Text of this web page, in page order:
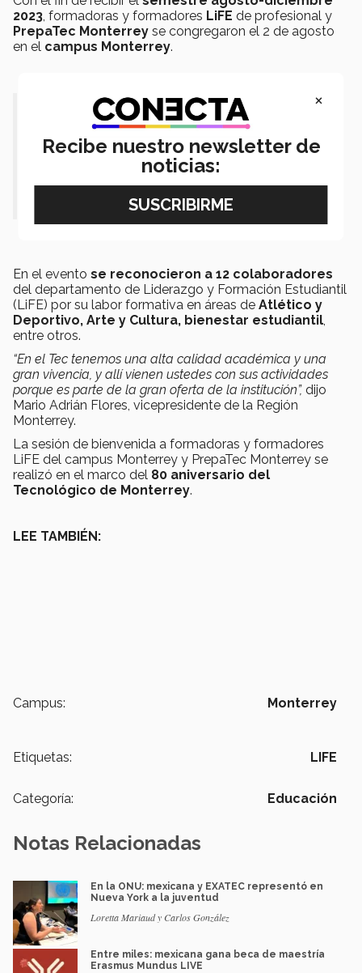
2023, formadoras y formadores LiFE de profesional y
PrepaTec Monterrey se congregaron el 2 de agosto
en el campus Monterrey.
"En el Tec tenemos una alta calidad
académica y una gran vivencia, y allí
vienen ustedes".- Mario Adrián
En el evento se reconocieron a 12 colaboradores
del departamento de Liderazgo y Formación Estudiantil
(LiFE) por su labor formativa en áreas de Atlético y
Deportivo, Arte y Cultura, bienestar estudiantil,
entre otros.
“En el Tec tenemos una alta calidad académica y una
gran vivencia, y allí vienen ustedes con sus actividades
porque es parte de la gran oferta de la institución”, dijo
Mario Adrián Flores, vicepresidente de la Región
Monterrey.
La sesión de bienvenida a formadoras y formadores
LiFE del campus Monterrey y PrepaTec Monterrey se
realizó en el marco del 80 aniversario del
Tecnológico de Monterrey.
LEE TAMBIÉN:
Campus: Monterrey
Etiquetas: LIFE
Categoría: Educación
Notas Relacionadas
En la ONU: mexicana y EXATEC representó en
Nueva York a la juventud
Loretta Mariaud y Carlos González
Entre miles: mexicana gana beca de maestría
Erasmus Mundus LIVE
×
Recibe nuestro newsletter de
noticias: